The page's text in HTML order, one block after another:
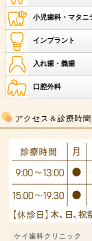
小児歯科・マタニ
インプラント
入れ歯・義歯
口腔外科
アクセス＆診療時間
ケイ歯科クリニック